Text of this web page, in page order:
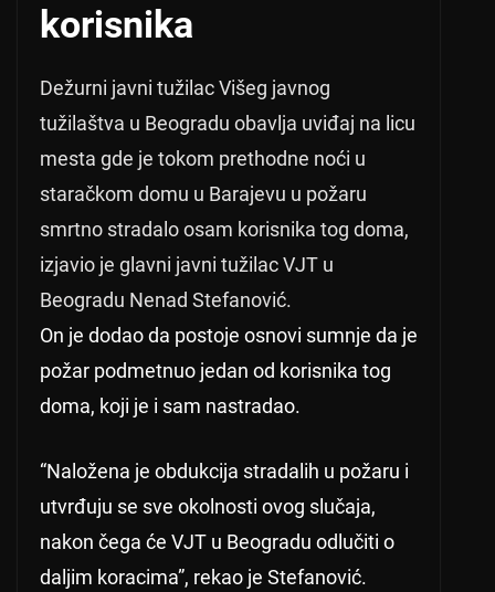
korisnika
Dežurni javni tužilac Višeg javnog
tužilaštva u Beogradu obavlja uviđaj na licu
mesta gde je tokom prethodne noći u
staračkom domu u Barajevu u požaru
smrtno stradalo osam korisnika tog doma,
izjavio je glavni javni tužilac VJT u
Beogradu Nenad Stefanović.
On je dodao da postoje osnovi sumnje da je
požar podmetnuo jedan od korisnika tog
doma, koji je i sam nastradao.
“Naložena je obdukcija stradalih u požaru i
utvrđuju se sve okolnosti ovog slučaja,
nakon čega će VJT u Beogradu odlučiti o
daljim koracima”, rekao je Stefanović.